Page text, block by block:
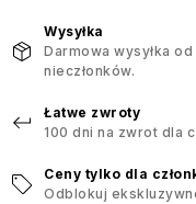
Wysyłka
Darmowa wysyłka
nieczłonków.
Łatwe zwroty
100 dni na zwrot dla
Ceny tylko dla
Odblokuj